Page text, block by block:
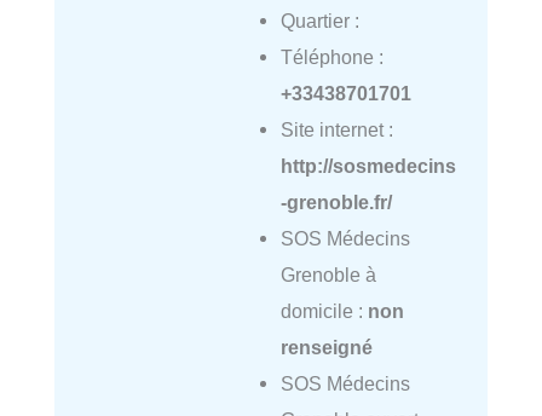
Quartier :
Téléphone :
+33438701701
Site internet :
http://sosmedecins
-grenoble.fr/
SOS Médecins
Grenoble à
domicile : non
renseigné
SOS Médecins